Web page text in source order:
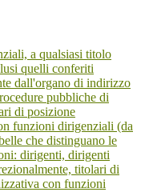
a qualsiasi titolo
quelli conferiti
dall'organo di indirizzo
pubbliche di
di posizione
funzioni dirigenziali (da
che distinguano le
dirigenti, dirigenti
titolari di
con funzioni